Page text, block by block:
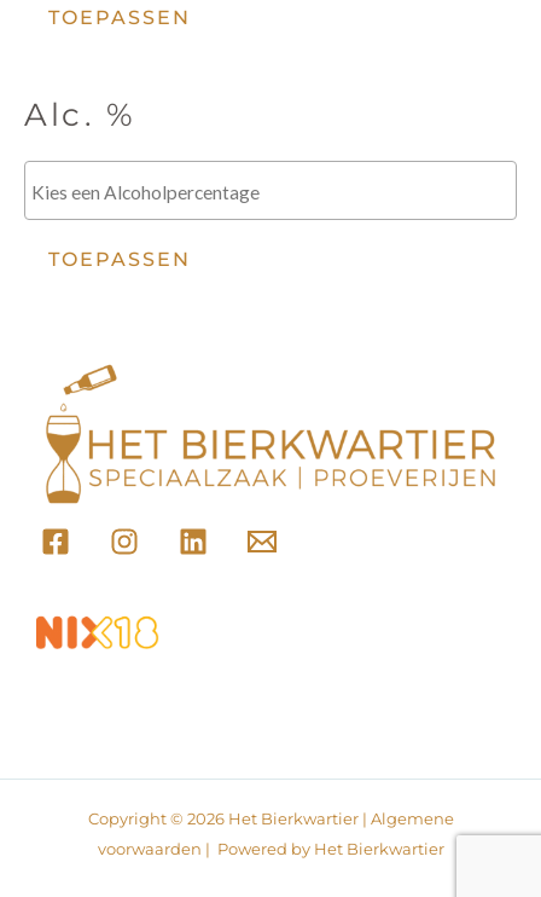
TOEPASSEN
Alc. %
TOEPASSEN
Copyright © 2026 Het Bierkwartier | Algemene
voorwaarden | Powered by Het Bierkwartier